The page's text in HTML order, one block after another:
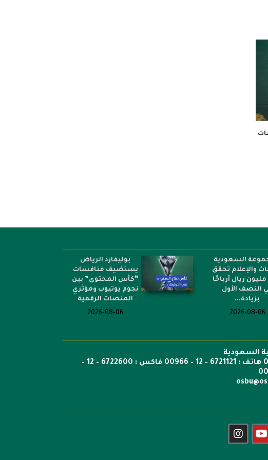
فن
السعودية
والإعلام تحقق
34.8 مليون ريال أرباحًا
النصف الأول
بزيادة...
2026-08-06
بوليفارد الرياض
يستضيف منافسات
“كأس المحتوى” بين
نجوم يوتيوب ومؤثري
المنصات الرقمية
2026-08-06
السعودية
ص.ب: 6351 جدة الرمز 21442 هاتف 6722269 – 12 – 00966 هاتف : 6721121 – 12 – 00966 فاكس : 6722600 – 12 –